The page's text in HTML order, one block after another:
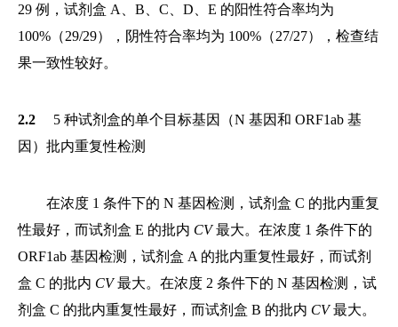
29 例，试剂盒 A、B、C、D、E 的阳性符合率均为
100%（29/29），阴性符合率均为 100%（27/27），检查结
果一致性较好。
2.2 5 种试剂盒的单个目标基因（N 基因和 ORF1ab 基
因）批内重复性检测
在浓度 1 条件下的 N 基因检测，试剂盒 C 的批内重复
性最好，而试剂盒 E 的批内 CV最大。在浓度 1 条件下的
ORF1ab 基因检测，试剂盒 A 的批内重复性最好，而试剂
盒 C 的批内 CV最大。在浓度 2 条件下的 N 基因检测，试
剂盒 C 的批内重复性最好，而试剂盒 B 的批内 CV最大。